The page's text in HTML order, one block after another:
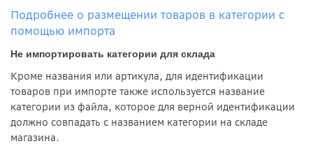
Подробнее о размещении товаров в категории с
помощью импорта
Не импортировать категории для склада
Кроме названия или артикула, для идентификации
товаров при импорте также используется название
категории из файла, которое для верной идентификации
должно совпадать с названием категории на складе
магазина.